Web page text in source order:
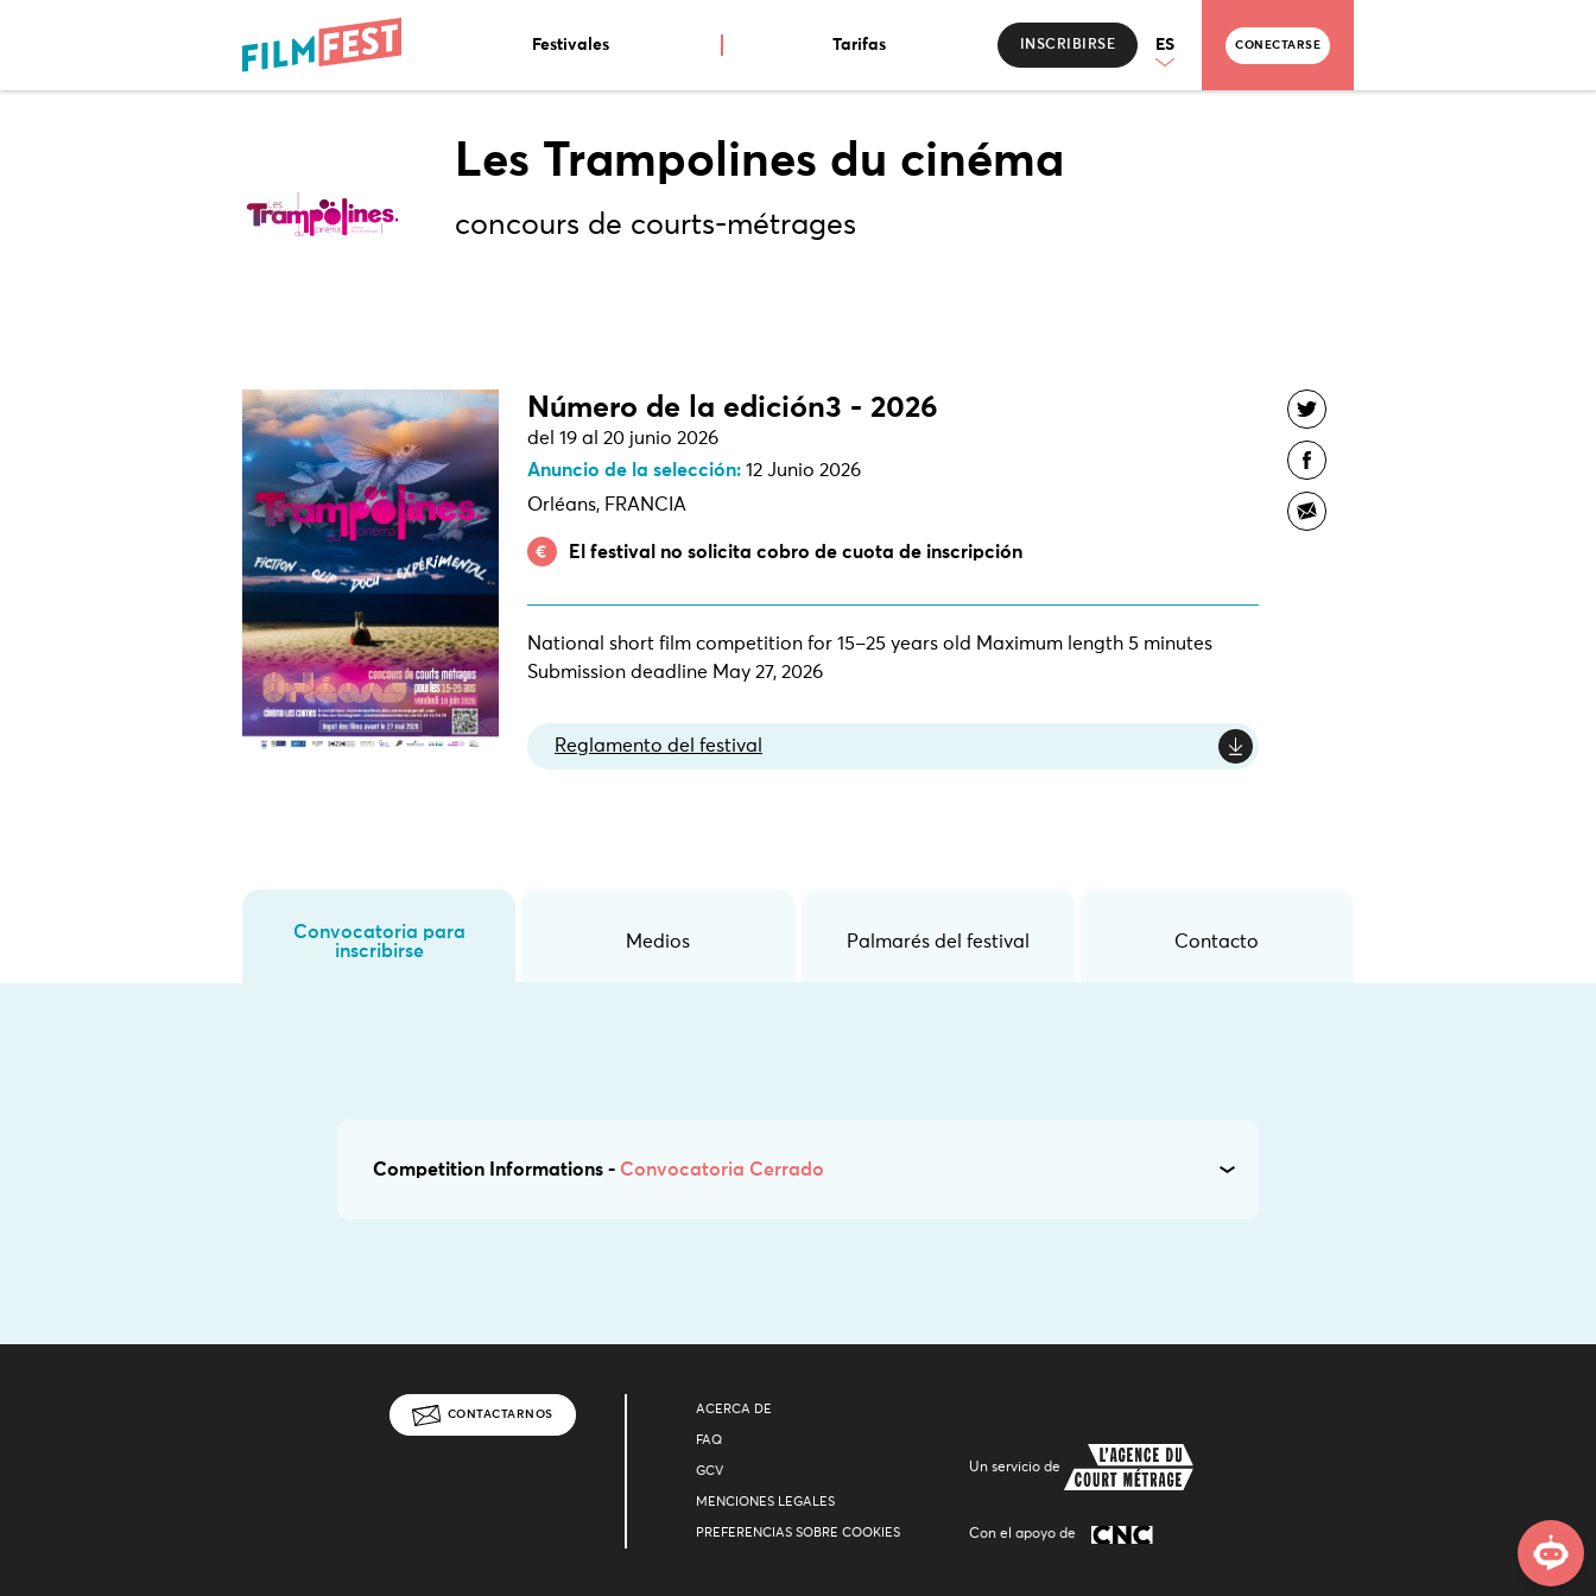
Festivales Tarifas INSCRIBIRSE ES CONECTARSE
Les Trampolines du cinéma
concours de courts-métrages
Número de la edición3 - 2026
del 19 al 20 junio 2026
Anuncio de la selección: 12 Junio 2026
Orléans, FRANCIA
El festival no solicita cobro de cuota de inscripción
National short film competition for 15–25 years old Maximum length 5 minutes
Submission deadline May 27, 2026
Reglamento del festival
Convocatoria para
inscribirse
Medios Palmarés del festival Contacto
Competition Informations - Convocatoria Cerrado
CONTACTARNOS ACERCA DE
FAQ
GCV
MENCIONES LEGALES
PREFERENCIAS SOBRE COOKIES
Un servicio de
Con el apoyo de